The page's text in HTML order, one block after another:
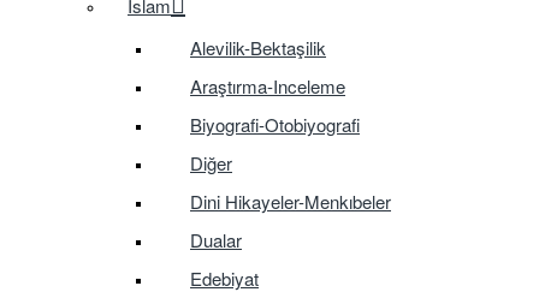
Alevilik-Bektaşilik
Araştırma-Inceleme
Biyografi-Otobiyografi
Diğer
Dini Hikayeler-Menkıbeler
Dualar
Edebiyat